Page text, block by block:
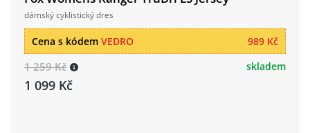
dámský cyklistický dres
989 Kč
Cena s kódem VEDRO
1 259 Kč
1 099 Kč
skladem